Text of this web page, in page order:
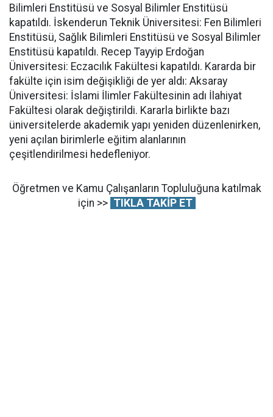
Bilimleri Enstitüsü ve Sosyal Bilimler Enstitüsü
kapatıldı. İskenderun Teknik Üniversitesi: Fen Bilimleri
Enstitüsü, Sağlık Bilimleri Enstitüsü ve Sosyal Bilimler
Enstitüsü kapatıldı. Recep Tayyip Erdoğan
Üniversitesi: Eczacılık Fakültesi kapatıldı. Kararda bir
fakülte için isim değişikliği de yer aldı: Aksaray
Üniversitesi: İslami İlimler Fakültesinin adı İlahiyat
Fakültesi olarak değiştirildi. Kararla birlikte bazı
üniversitelerde akademik yapı yeniden düzenlenirken,
yeni açılan birimlerle eğitim alanlarının
çeşitlendirilmesi hedefleniyor.
Öğretmen ve Kamu Çalışanların Topluluğuna katılmak
için >> TIKLA TAKİP ET